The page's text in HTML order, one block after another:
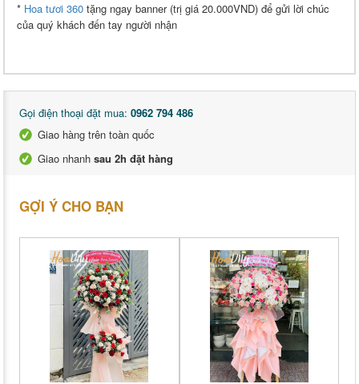
* Hoa tươi 360 tặng ngay banner (trị giá 20.000VND) để gửi lời chúc
của quý khách đến tay người nhận
Gọi điện thoại đặt mua: 0962 794 486
Giao hàng trên toàn quốc
Giao nhanh sau 2h đặt hàng
GỢI Ý CHO BẠN